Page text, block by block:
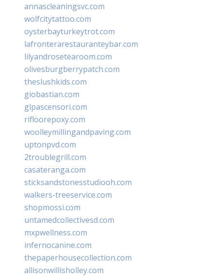
annascleaningsvc.com
wolfcitytattoo.com
oysterbayturkeytrot.com
lafronterarestauranteybar.com
lilyandrosetearoom.com
olivesburgberrypatch.com
theslushkids.com
giobastian.com
glpascensori.com
rifloorepoxy.com
woolleymillingandpaving.com
uptonpvd.com
2troublegrill.com
casateranga.com
sticksandstonesstudiooh.com
walkers-treeservice.com
shopmossi.com
untamedcollectivesd.com
mxpwellness.com
infernocanine.com
thepaperhousecollection.com
allisonwillisholley.com